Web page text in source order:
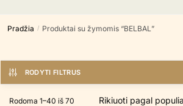
Pradžia / Produktai su žymomis “BELBAL”
RODYTI FILTRUS
Rodoma 1–40 iš 70 Rūšiuojama